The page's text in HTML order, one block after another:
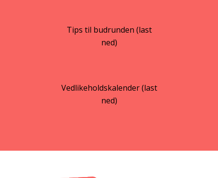
Tips til budrunden (last
ned)
Vedlikeholdskalender (last
ned)